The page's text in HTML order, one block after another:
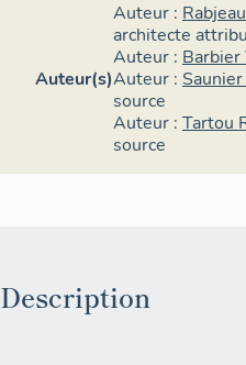
Auteur(s)
Auteur :
architecte
Auteur : Barbier
Auteur :
source
Auteur : Tartou
source
Description